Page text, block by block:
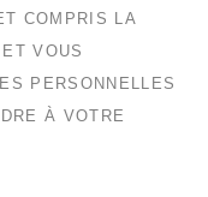
COMPRIS LA
ET VOUS
PERSONNELLES
À VOTRE